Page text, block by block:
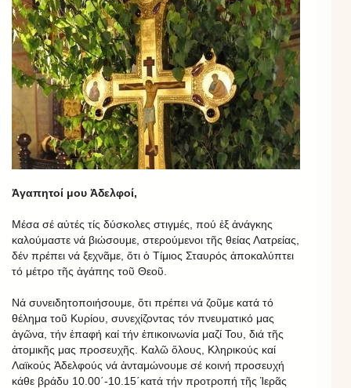
Ἀγαπητοί μου Ἀδελφοί,
Μέσα σέ αὐτές τίς δύσκολες στιγμές, πού ἐξ ἀνάγκης
καλούμαστε νά βιώσουμε, στερούμενοι τῆς θείας Λατρείας,
δέν πρέπει νά ξεχνᾶμε, ὅτι ὁ Τίμιος Σταυρός ἀποκαλύπτει
τό μέτρο τῆς ἀγάπης τοῦ Θεοῦ.
Νά συνειδητοποιήσουμε, ὅτι πρέπει νά ζοῦμε κατά τό
θέλημα τοῦ Κυρίου, συνεχίζοντας τόν πνευματικό μας
ἀγῶνα, τήν ἐπαφή καί τήν ἐπικοινωνία μαζί Του, διά τῆς
ἀτομικῆς μας προσευχῆς. Καλῶ ὅλους, Κληρικούς καί
Λαϊκούς Ἀδελφούς νά ἀνταμώνουμε σέ κοινή προσευχή
κάθε βράδυ 10.00΄-10.15΄κατά τήν προτροπή τῆς Ἱερᾶς